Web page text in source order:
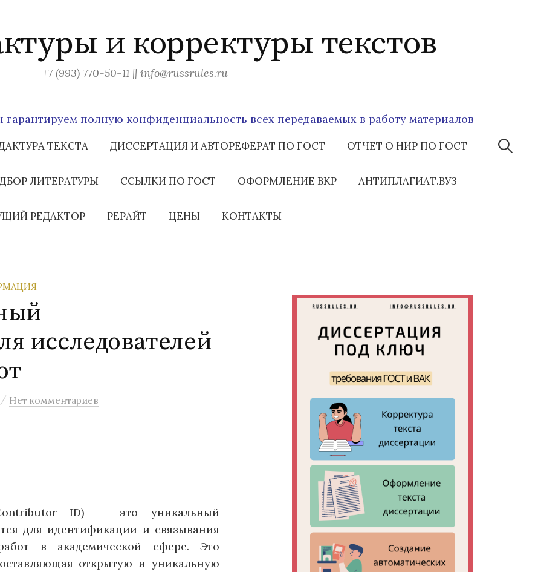
и корректуры текстов
+7 (993) 770-50-11 || info@russrules.ru
полную конфиденциальность всех передаваемых в работу материалов
ТЕКСТА ДИССЕРТАЦИЯ И АВТОРЕФЕРАТ ПО ГОСТ ОТЧЕТ О НИР ПО ГОСТ
ЛИТЕРАТУРЫ ССЫЛКИ ПО ГОСТ ОФОРМЛЕНИЕ ВКР АНТИПЛАГИАТ.ВУЗ
РЕДАКТОР РЕРАЙТ ЦЕНЫ КОНТАКТЫ
Найти:
исследователей
/ Нет комментариев
ID) — это уникальный
для идентификации и связывания
в академической сфере. Это
открытую и уникальную